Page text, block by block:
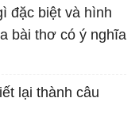
đặc biệt và hình
bài thơ có ý nghĩa
lại thành câu